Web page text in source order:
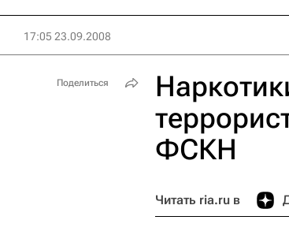
17:05 23.09.2008
ФСКН
Читать ria.ru в
Поделиться